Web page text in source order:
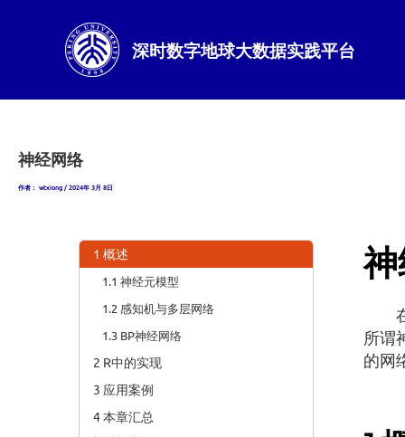
深时数字地球大数据实践平台
神经网络
作者： wtxiong / 2024年 3月 8日
1 概述
1.1 神经元模型
1.2 感知机与多层网络
1.3 BP神经网络
2 R中的实现
3 应用案例
4 本章汇总
在
所谓
的网